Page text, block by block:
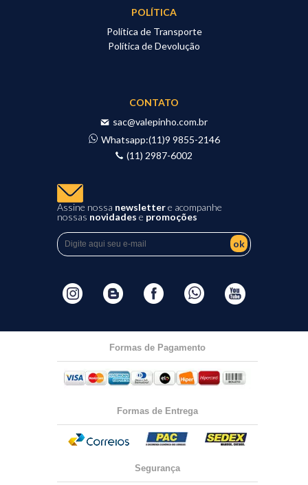
POLÍTICA
Política de Transporte
Política de Devolução
CONTATO
sac@valepinho.com.br
Whatsapp:(11)9 9855-2146
(11) 2987-6002
Assine nossa newslettere acompanhe
nossas novidades e promoções
ok
Formas de Pagamento
Formas de Entrega
Segurança